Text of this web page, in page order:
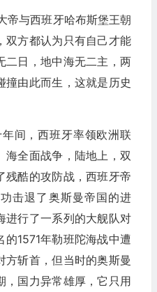
帝与西班牙哈布斯堡王朝
双方都认为只有自己才能
二日，地中海无二主，两
撞由此而生，这就是历史
间，西班牙率领欧洲联
海全面战争，陆地上，双
残酷的攻防战，西班牙帝
击退了奥斯曼帝国的进
进行了一系列的大舰队对
1571年勒班陀海战中遭
方斩首，但当时的奥斯曼
，国力异常雄厚，它只用